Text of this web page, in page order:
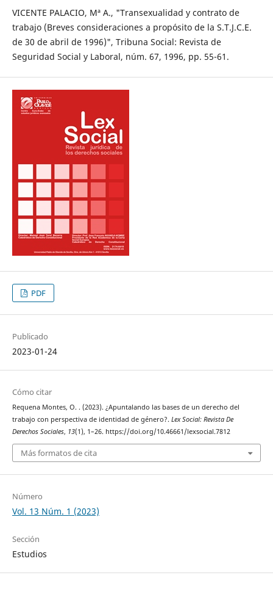
VICENTE PALACIO, Mª A., "Transexualidad y contrato de
trabajo (Breves consideraciones a propósito de la S.T.J.C.E.
de 30 de abril de 1996)", Tribuna Social: Revista de
Seguridad Social y Laboral, núm. 67, 1996, pp. 55-61.
PDF
Publicado
2023-01-24
Cómo citar
Requena Montes, O. . (2023). ¿Apuntalando las bases de un derecho del
trabajo con perspectiva de identidad de género?. Lex Social: Revista De
Derechos Sociales, 13(1), 1–26. https://doi.org/10.46661/lexsocial.7812
Más formatos de cita
Número
Vol. 13 Núm. 1 (2023)
Sección
Estudios